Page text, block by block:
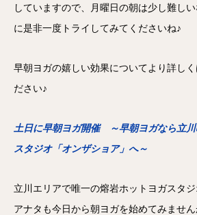
していますので、月曜日の朝は少し難し
に是非一度トライしてみてくださいね♪
早朝ヨガの嬉しい効果についてより詳し
ださい♪
土日に早朝ヨガ開催 ～早朝ヨガなら立
スタジオ「オンザショア」へ～
立川エリアで唯一の熔岩ホットヨガスタ
アナタも今日から朝ヨガを始めてみません